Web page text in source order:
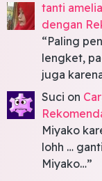
tanti amelia
dengan
“Paling
lengket,
juga
Suci on
Miyako
lohh …
Miyako…”